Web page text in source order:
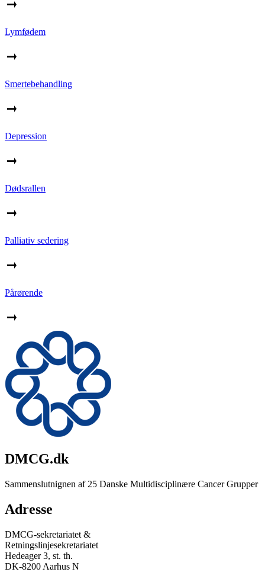
Lymfødem
Smertebehandling
Depression
Dødsrallen
Palliativ sedering
Pårørende
DMCG.dk
Sammenslutnignen af 25 Danske Multidisciplinære Cancer Grupper
Adresse
DMCG-sekretariatet &
Retningslinjesekretariatet
Hedeager 3, st. th.
DK-8200 Aarhus N